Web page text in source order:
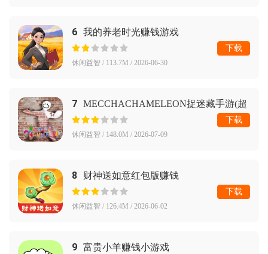
6 我的养老时光赚钱游戏
休闲益智 / 113.7M / 2026-06-30
下载
7 MECCHACHAMELEON捉迷藏手游(超
级变色龙)
休闲益智 / 148.0M / 2026-07-09
下载
8 财神送如意红包版赚钱
休闲益智 / 126.4M / 2026-06-02
下载
9 富贵小羊赚钱小游戏